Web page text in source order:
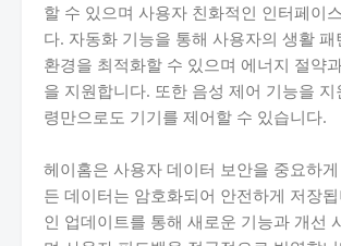
할 수 있으며 사용자 친화적인 인터페이
다. 자동화 기능을 통해 사용자의 생활
환경을 최적화할 수 있으며 에너지 절약
을 지원합니다. 또한 음성 제어 기능을 지
령만으로도 기기를 제어할 수 있습니다.
헤이홈은 사용자 데이터 보안을 중요하
든 데이터는 암호화되어 안전하게 저장
인 업데이트를 통해 새로운 기능과 개선